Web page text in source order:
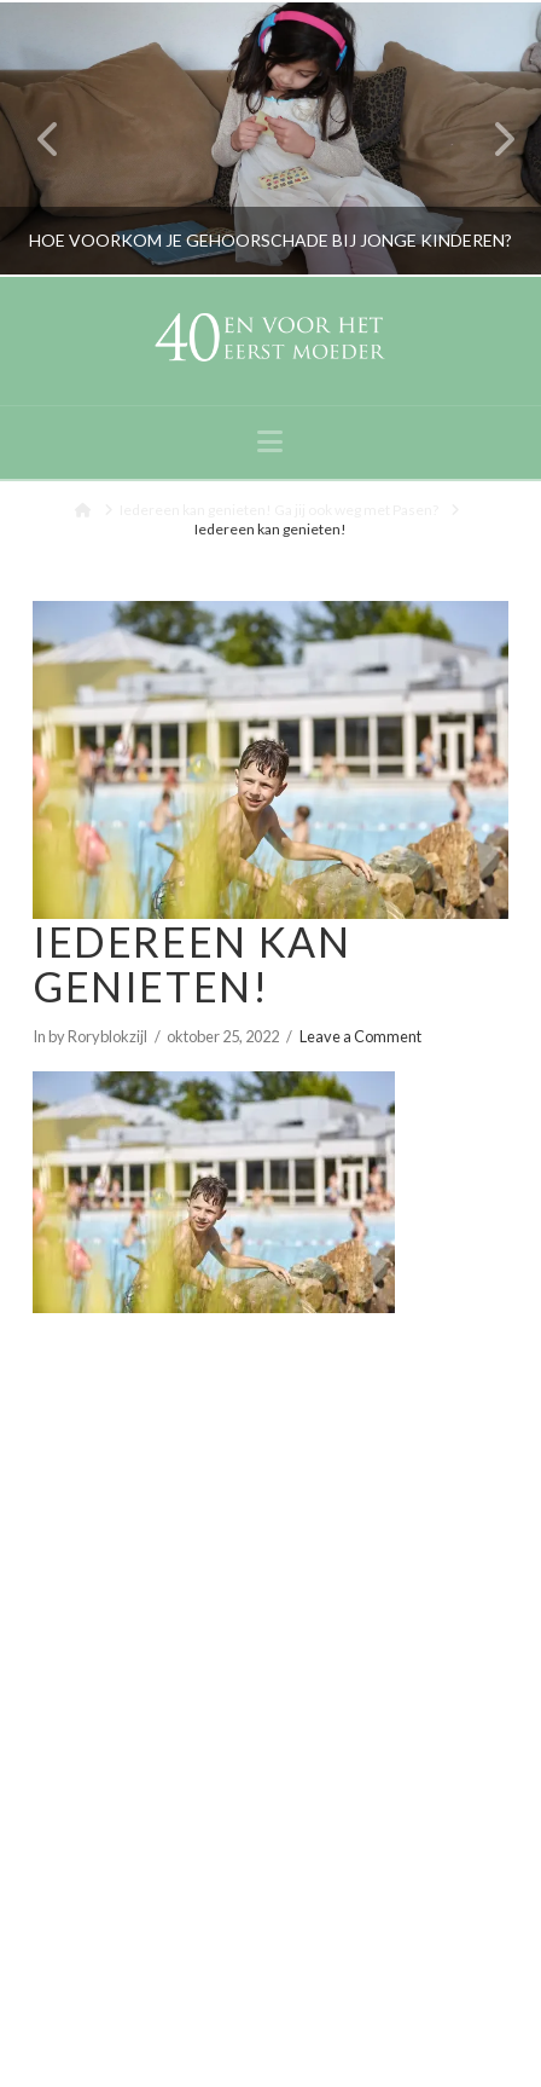
HOE VOORKOM JE GEHOORSCHADE BIJ JONGE KINDEREN?
RORYBLOKZIJL
Navigation
Iedereen kan genieten!
IEDEREEN KAN
GENIETEN!
In by Roryblokzijl oktober 25, 2022 Leave a Comment